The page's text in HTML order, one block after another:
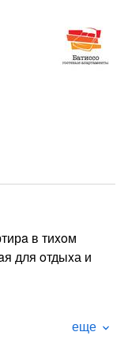
в тиxoм
для oтдыxа и
для oтдыхa c
еще